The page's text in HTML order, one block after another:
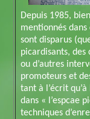
Depuis 1985,
mentionnés
sont disparus
picardisants, des
ou d’autres
promoteurs et
tant à l’écrit
dans « l’espcae
techniques